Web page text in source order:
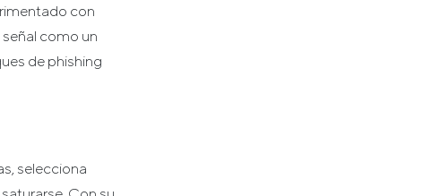
con
como un
de phishing
selecciona